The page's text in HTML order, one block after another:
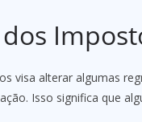
visa alterar algumas
Isso significa que